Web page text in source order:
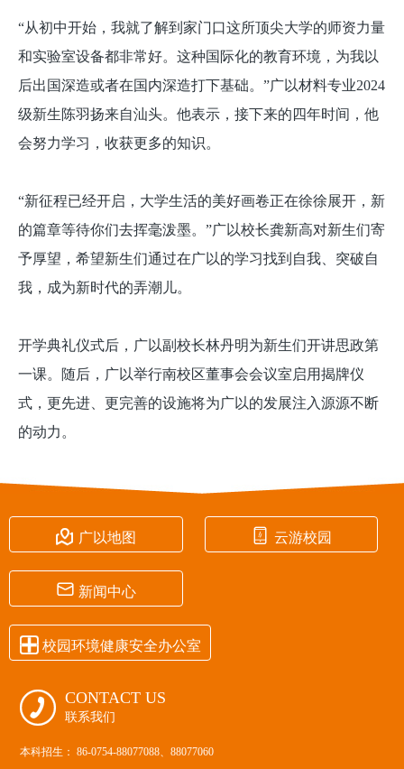
“从初中开始，我就了解到家门口这所顶尖大学的师资力量
和实验室设备都非常好。这种国际化的教育环境，为我以
后出国深造或者在国内深造打下基础。”广以材料专业2024
级新生陈羽扬来自汕头。他表示，接下来的四年时间，他
会努力学习，收获更多的知识。
“新征程已经开启，大学生活的美好画卷正在徐徐展开，新
的篇章等待你们去挥毫泼墨。”广以校长龚新高对新生们寄
予厚望，希望新生们通过在广以的学习找到自我、突破自
我，成为新时代的弄潮儿。
开学典礼仪式后，广以副校长林丹明为新生们开讲思政第
一课。随后，广以举行南校区董事会会议室启用揭牌仪
式，更先进、更完善的设施将为广以的发展注入源源不断
的动力。
 广以地图  云游校园
 新闻中心
 校园环境健康安全办公室
 CONTACT US
联系我们
本科招生： 86-0754-88077088、88077060